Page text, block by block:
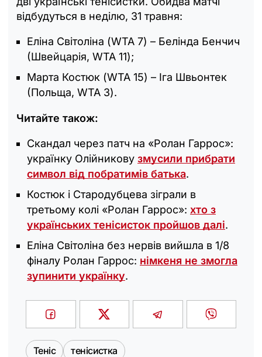
відбудуться в неділю, 31 травня:
Еліна Світоліна (WTA 7) – Белінда Бенчич
(Швейцарія, WTA 11);
Марта Костюк (WTA 15) – Іга Швьонтек
(Польща, WTA 3).
Читайте також:
Скандал через патч на «Ролан Гаррос»:
українку Олійникову змусили прибрати
символ від побратимів батька.
Костюк і Стародубцева зіграли в
третьому колі «Ролан Гаррос»: хто з
українських тенісисток пройшов далі.
Еліна Світоліна без нервів вийшла в 1/8
фіналу Ролан Гаррос: німкеня не змогла
зупинити українку.
Теніс тенісистка